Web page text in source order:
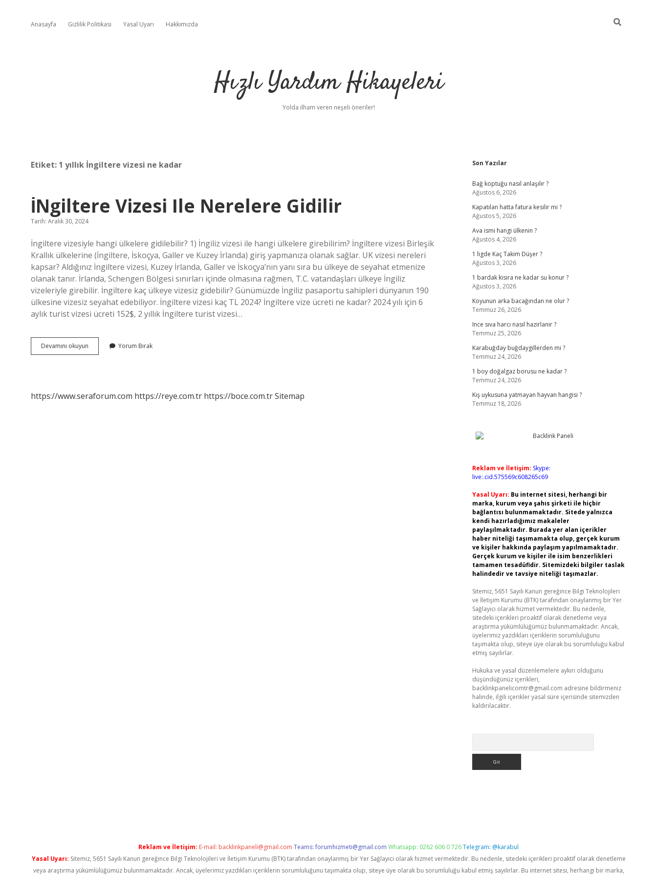
Anasayfa Gizlilik Politikası Yasal Uyarı Hakkımızda
Hızlı Yardım Hikayeleri
Yolda ilham veren neşeli öneriler!
Etiket: 1 yıllık İngiltere vizesi ne kadar
İNgiltere Vizesi Ile Nerelere Gidilir
Tarih: Aralık 30, 2024
İngiltere vizesiyle hangi ülkelere gidilebilir? 1) İngiliz vizesi ile hangi ülkelere girebilirim? İngiltere vizesi Birleşik
Krallık ülkelerine (İngiltere, İskoçya, Galler ve Kuzey İrlanda) giriş yapmanıza olanak sağlar. UK vizesi nereleri
kapsar? Aldığınız İngiltere vizesi, Kuzey İrlanda, Galler ve İskoçya’nın yanı sıra bu ülkeye de seyahat etmenize
olanak tanır. İrlanda, Schengen Bölgesi sınırları içinde olmasına rağmen, T.C. vatandaşları ülkeye İngiliz
vizeleriyle girebilir. İngiltere kaç ülkeye vizesiz gidebilir? Günümüzde İngiliz pasaportu sahipleri dünyanın 190
ülkesine vizesiz seyahat edebiliyor. İngiltere vizesi kaç TL 2024? İngiltere vize ücreti ne kadar? 2024 yılı için 6
aylık turist vizesi ücreti 152$, 2 yıllık İngiltere turist vizesi…
Devamını okuyun İNgiltere
Vizesi
Yorum Bırak
https://www.seraforum.com https://reye.com.tr https://boce.com.trSitemap
Sidebar
Son Yazılar
Bağ koptuğu nasıl anlaşılır ?
Ağustos 6, 2026
Kapatılan hatta fatura kesilir mi ?
Ağustos 5, 2026
Ava ismi hangi ülkenin ?
Ağustos 4, 2026
1 ligde Kaç Takim Düşer ?
Ağustos 3, 2026
1 bardak kisira ne kadar su konur ?
Ağustos 3, 2026
Koyunun arka bacağından ne olur ?
Temmuz 26, 2026
Ince sıva harcı nasıl hazirlanir ?
Temmuz 25, 2026
Karabuğday buğdaygillerden mi ?
Temmuz 24, 2026
1 boy doğalgaz borusu ne kadar ?
Temmuz 24, 2026
Kış uykusuna yatmayan hayvan hangisi ?
Temmuz 18, 2026
Reklam ve İletişim: Skype:
live:.cid.575569c608265c69
Yasal Uyarı: Bu internet sitesi, herhangi bir
marka, kurum veya şahıs şirketi ile hiçbir
bağlantısı bulunmamaktadır. Sitede yalnızca
kendi hazırladığımız makaleler
paylaşılmaktadır. Burada yer alan içerikler
haber niteliği taşımamakta olup, gerçek kurum
ve kişiler hakkında paylaşım yapılmamaktadır.
Gerçek kurum ve kişiler ile isim benzerlikleri
tamamen tesadüfidir. Sitemizdeki bilgiler taslak
halindedir ve tavsiye niteliği taşımazlar.
Sitemiz, 5651 Sayılı Kanun gereğince Bilgi Teknolojileri
ve İletişim Kurumu (BTK) tarafından onaylanmış bir Yer
Sağlayıcı olarak hizmet vermektedir. Bu nedenle,
sitedeki içerikleri proaktif olarak denetleme veya
araştırma yükümlülüğümüz bulunmamaktadır. Ancak,
üyelerimiz yazdıkları içeriklerin sorumluluğunu
taşımakta olup, siteye üye olarak bu sorumluluğu kabul
etmiş sayılırlar.
Hukuka ve yasal düzenlemelere aykırı olduğunu
düşündüğünüz içerikleri,
backlinkpanelicomtr@gmail.com adresine bildirmeniz
halinde, ilgili içerikler yasal süre içerisinde sitemizden
kaldırılacaktır.
Reklam ve İletişim: E-mail: backlinkpaneli@gmail.com Teams:forumhizmeti@gmail.com Whatsapp: 0262 606 0 726Telegram: @karabul
Yasal Uyarı: Sitemiz, 5651 Sayılı Kanun gereğince Bilgi Teknolojileri ve İletişim Kurumu (BTK) tarafından onaylanmış bir Yer Sağlayıcı olarak hizmet vermektedir. Bu nedenle, sitedeki içerikleri proaktif olarak denetleme
veya araştırma yükümlülüğümüz bulunmamaktadır. Ancak, üyelerimiz yazdıkları içeriklerin sorumluluğunu taşımakta olup, siteye üye olarak bu sorumluluğu kabul etmiş sayılırlar. Bu internet sitesi, herhangi bir marka,